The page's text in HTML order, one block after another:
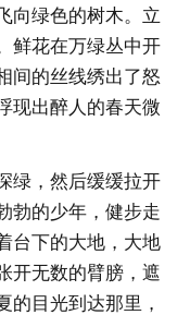
向绿色的树木。立
鲜花在万绿丛中开
间的丝线绣出了怒
现出醉人的春天微
绿，然后缓缓拉开
勃的少年，健步走
台下的大地，大地
开无数的臂膀，遮
的目光到达那里，